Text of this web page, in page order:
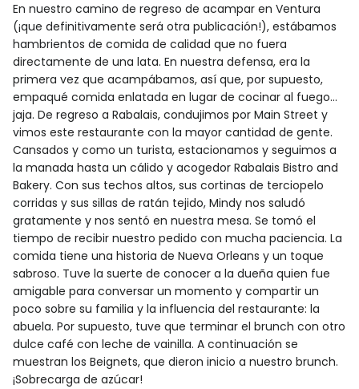
En nuestro camino de regreso de acampar en Ventura
(¡que definitivamente será otra publicación!), estábamos
hambrientos de comida de calidad que no fuera
directamente de una lata. En nuestra defensa, era la
primera vez que acampábamos, así que, por supuesto,
empaqué comida enlatada en lugar de cocinar al fuego...
jaja. De regreso a Rabalais, condujimos por Main Street y
vimos este restaurante con la mayor cantidad de gente.
Cansados ​​y como un turista, estacionamos y seguimos a
la manada hasta un cálido y acogedor Rabalais Bistro and
Bakery. Con sus techos altos, sus cortinas de terciopelo
corridas y sus sillas de ratán tejido, Mindy nos saludó
gratamente y nos sentó en nuestra mesa. Se tomó el
tiempo de recibir nuestro pedido con mucha paciencia. La
comida tiene una historia de Nueva Orleans y un toque
sabroso. Tuve la suerte de conocer a la dueña quien fue
amigable para conversar un momento y compartir un
poco sobre su familia y la influencia del restaurante: la
abuela. Por supuesto, tuve que terminar el brunch con otro
dulce café con leche de vainilla. A continuación se
muestran los Beignets, que dieron inicio a nuestro brunch.
¡Sobrecarga de azúcar!